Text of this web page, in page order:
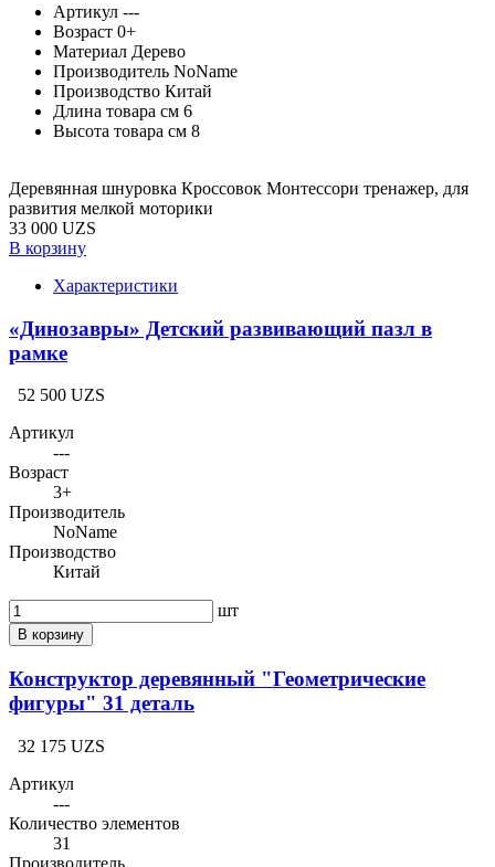
Артикул ---
Возраст 0+
Материал Дерево
Производитель NoName
Производство Китай
Длина товара см 6
Высота товара см 8
Деревянная шнуровка Кроссовок Монтессори тренажер, для
развития мелкой моторики
33 000 UZS
В корзину
Характеристики
«Динозавры» Детский развивающий пазл в
рамке
52 500 UZS
Артикул
---
Возраст
3+
Производитель
NoName
Производство
Китай
шт
В корзину
Конструктор деревянный "Геометрические
фигуры" 31 деталь
32 175 UZS
Артикул
---
Количество элементов
31
Производитель